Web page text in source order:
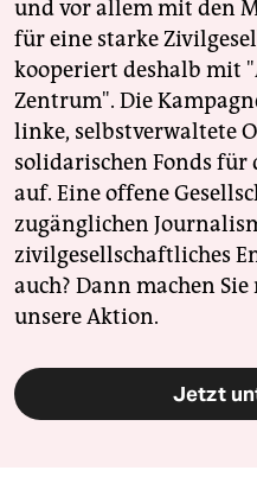
epaper login
und vor allem mit den
für eine starke
kooperiert deshalb mit
Zentrum". Die
linke, selbstverwaltete
solidarischen Fonds für
auf. Eine offene
zugänglichen
zivilgesellschaftliches
auch? Dann machen
unsere Aktion.
Jetzt